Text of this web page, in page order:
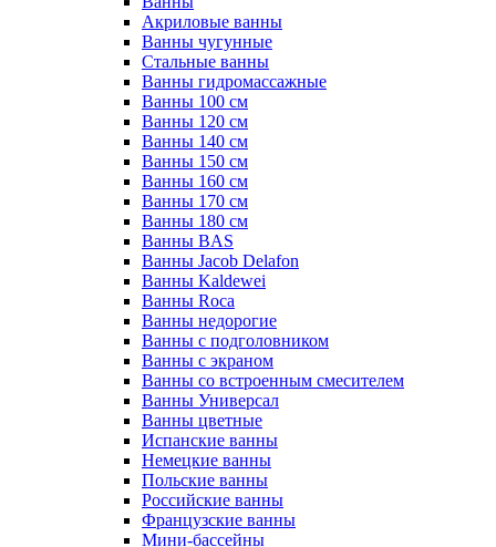
Акриловые ванны
Ванны чугунные
Стальные ванны
Ванны гидромассажные
Ванны 100 см
Ванны 120 см
Ванны 140 см
Ванны 150 см
Ванны 160 см
Ванны 170 см
Ванны 180 см
Ванны BAS
Ванны Jacob Delafon
Ванны Kaldewei
Ванны Roca
Ванны недорогие
Ванны с подголовником
Ванны с экраном
Ванны со встроенным смесителем
Ванны Универсал
Ванны цветные
Испанские ванны
Немецкие ванны
Польские ванны
Российские ванны
Французские ванны
Мини-бассейны